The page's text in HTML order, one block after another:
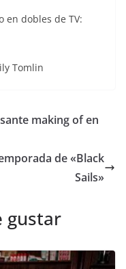
en dobles de TV:
Tomlin
making of en
de «Black
Sails»
gustar